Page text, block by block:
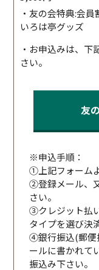
・友の会特典:会
いろは亭グッズ
・お申込みは、
さい。
友
※申込手順：
①上記フォーム
②登録メール、
さい。
③クレジット払
タイプを選び決
④銀行振込(郵便
ールに書かれて
振込み下さい。